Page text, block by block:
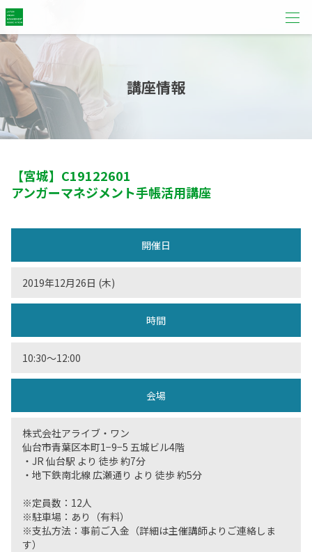
講座情報
【宮城】 C19122601
アンガーマネジメント手帳活用講座
開催日
2019年12月26日 (木)
時間
10:30〜12:00
会場
株式会社アライブ・ワン
仙台市青葉区本町1−9−5 五城ビル4階
・JR 仙台駅 より 徒歩 約7分
・地下鉄南北線 広瀬通り より 徒歩 約5分
※定員数：12人
※駐車場：あり（有料）
※支払方法：事前ご入金（詳細は主催講師よりご連絡しま
す）